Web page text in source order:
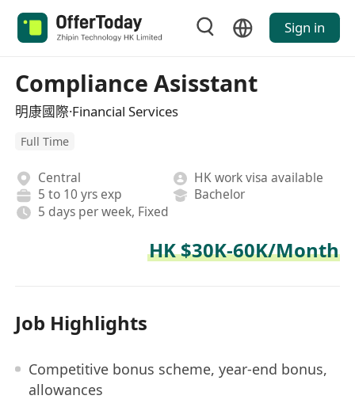
Sign in
Compliance Asisstant
明康國際·Financial Services
Full Time
Central
HK work visa available
5 to 10 yrs exp
Bachelor
5 days per week, Fixed
HK $30K-60K/Month
Job Highlights
Competitive bonus scheme, year-end bonus,
allowances